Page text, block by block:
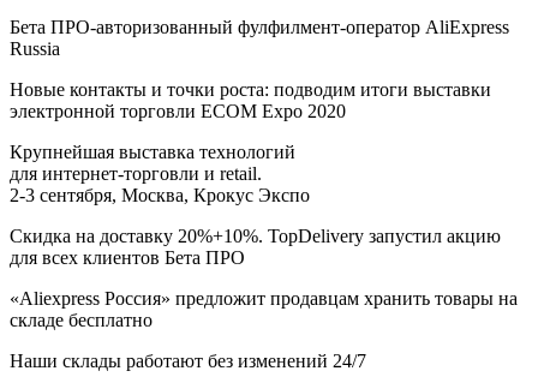
Бета ПРО-авторизованный фулфилмент-оператор AliExpress
Russia
Новые контакты и точки роста: подводим итоги выставки
электронной торговли ECOM Expo 2020
Крупнейшая выставка технологий
для интернет-торговли и retail.
2-3 сентября, Москва, Крокус Экспо
Скидка на доставку 20%+10%. TopDelivery запустил акцию
для всех клиентов Бета ПРО
«Aliexpress Россия» предложит продавцам хранить товары на
складе бесплатно
Наши склады работают без изменений 24/7